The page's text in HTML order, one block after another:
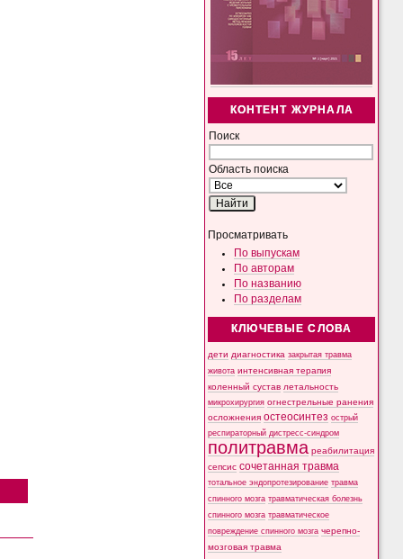
КОНТЕНТ ЖУРНАЛА
Поиск
Область поиска
Просматривать
По выпускам
По авторам
По названию
По разделам
КЛЮЧЕВЫЕ СЛОВА
дети диагностика закрытая травма
живота интенсивная терапия
коленный сустав летальность
микрохирургия огнестрельные ранения
осложнения остеосинтез острый
респираторный дистресс-синдром
политравма реабилитация
сепсис сочетанная травма
тотальное эндопротезирование травма
спинного мозга травматическая болезнь
спинного мозга травматическое
повреждение спинного мозга черепно-
мозговая травма